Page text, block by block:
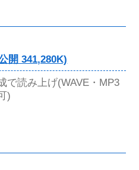
開 341,280K)
で読み上げ(WAVE・MP3
)